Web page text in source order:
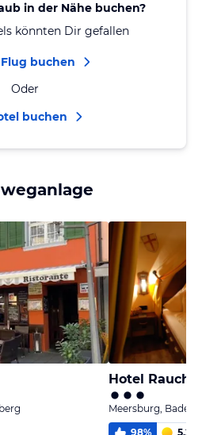
in der Nähe buchen?
könnten Dir gefallen
buchen
Oder
buchen
Hotel
Meersburg,
98% 5,2